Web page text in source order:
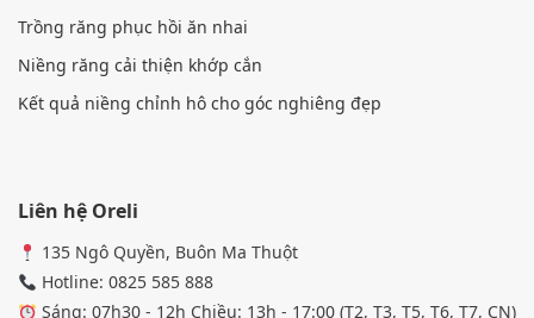
Trồng răng phục hồi ăn nhai
Niềng răng cải thiện khớp cắn
Kết quả niềng chỉnh hô cho góc nghiêng đẹp
Liên hệ Oreli
135 Ngô Quyền, Buôn Ma Thuột
Hotline: 0825 585 888
Sáng: 07h30 - 12h Chiều: 13h - 17:00 (T2, T3, T5, T6, T7, CN)